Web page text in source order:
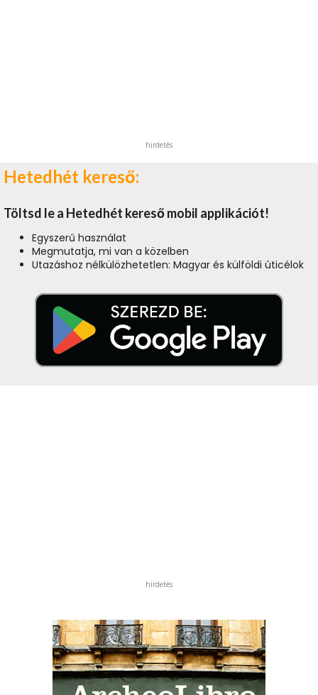
hirdetés
Hetedhét kereső:
Töltsd le a Hetedhét kereső mobil applikációt!
Egyszerű használat
Megmutatja, mi van a közelben
Utazáshoz nélkülözhetetlen: Magyar és külföldi úticélok
hirdetés